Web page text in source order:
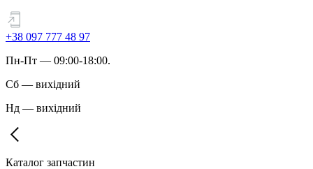
+38 097 777 48 97
Пн-Пт — 09:00-18:00.
Сб — вихідний
Нд — вихідний
Каталог запчастин